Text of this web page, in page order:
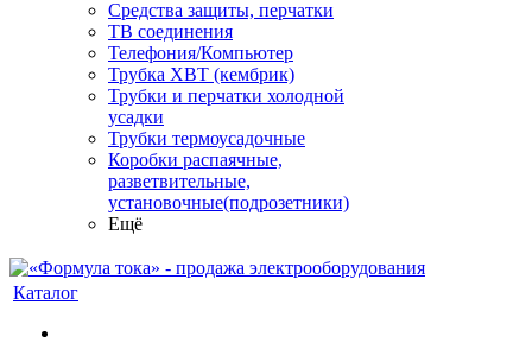
Средства защиты, перчатки
ТВ соединения
Телефония/Компьютер
Трубка ХВТ (кембрик)
Трубки и перчатки холодной
усадки
Трубки термоусадочные
Коробки распаячные,
разветвительные,
установочные(подрозетники)
Ещё
Каталог